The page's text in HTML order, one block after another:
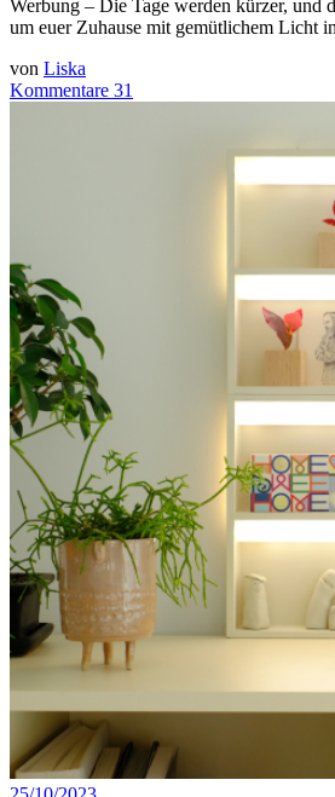
Werbung – Die Tage werden kürzer, und
um euer Zuhause mit gemütlichem Licht
von Liska
Kommentare 31